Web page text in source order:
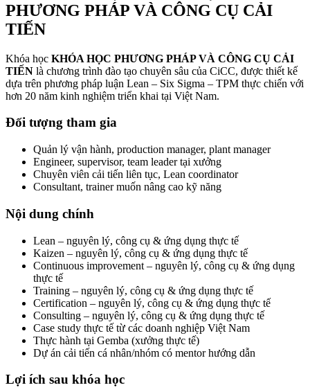
PHƯƠNG PHÁP VÀ CÔNG CỤ CẢI
TIẾN
Khóa học KHÓA HỌC PHƯƠNG PHÁP VÀ CÔNG CỤ CẢI
TIẾN là chương trình đào tạo chuyên sâu của CiCC, được thiết kế
dựa trên phương pháp luận Lean – Six Sigma – TPM thực chiến với
hơn 20 năm kinh nghiệm triển khai tại Việt Nam.
Đối tượng tham gia
Quản lý vận hành, production manager, plant manager
Engineer, supervisor, team leader tại xưởng
Chuyên viên cải tiến liên tục, Lean coordinator
Consultant, trainer muốn nâng cao kỹ năng
Nội dung chính
Lean – nguyên lý, công cụ & ứng dụng thực tế
Kaizen – nguyên lý, công cụ & ứng dụng thực tế
Continuous improvement – nguyên lý, công cụ & ứng dụng
thực tế
Training – nguyên lý, công cụ & ứng dụng thực tế
Certification – nguyên lý, công cụ & ứng dụng thực tế
Consulting – nguyên lý, công cụ & ứng dụng thực tế
Case study thực tế từ các doanh nghiệp Việt Nam
Thực hành tại Gemba (xưởng thực tế)
Dự án cải tiến cá nhân/nhóm có mentor hướng dẫn
Lợi ích sau khóa học